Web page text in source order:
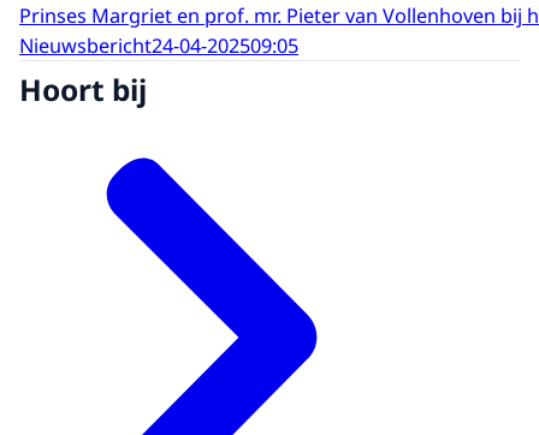
Prinses Margriet en prof. mr. Pieter van Vollenhoven bij
Nieuwsbericht24-04-202509:05
Hoort bij